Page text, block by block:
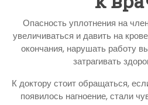
Опасность уплотнения на
увеличиваться и давить на
окончания, нарушать работу
затрагивать
К доктору стоит обращаться,
появилось нагноение, стали